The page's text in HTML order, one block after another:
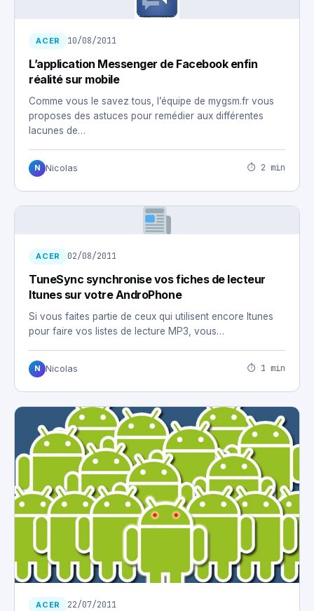
ACER 10/08/2011
L’application Messenger de Facebook enfin
réalité sur mobile
Comme vous le savez tous, l’équipe de mygsm.fr vous
proposes des astuces pour remédier aux différentes
lacunes de…
N Nicolas ⏱ 2 min
ACER 02/08/2011
TuneSync synchronise vos fiches de lecteur
Itunes sur votre AndroPhone
Si vous faites partie de ceux qui utilisent encore Itunes
pour faire vos listes de lecture MP3, vous…
N Nicolas ⏱ 1 min
ACER 22/07/2011